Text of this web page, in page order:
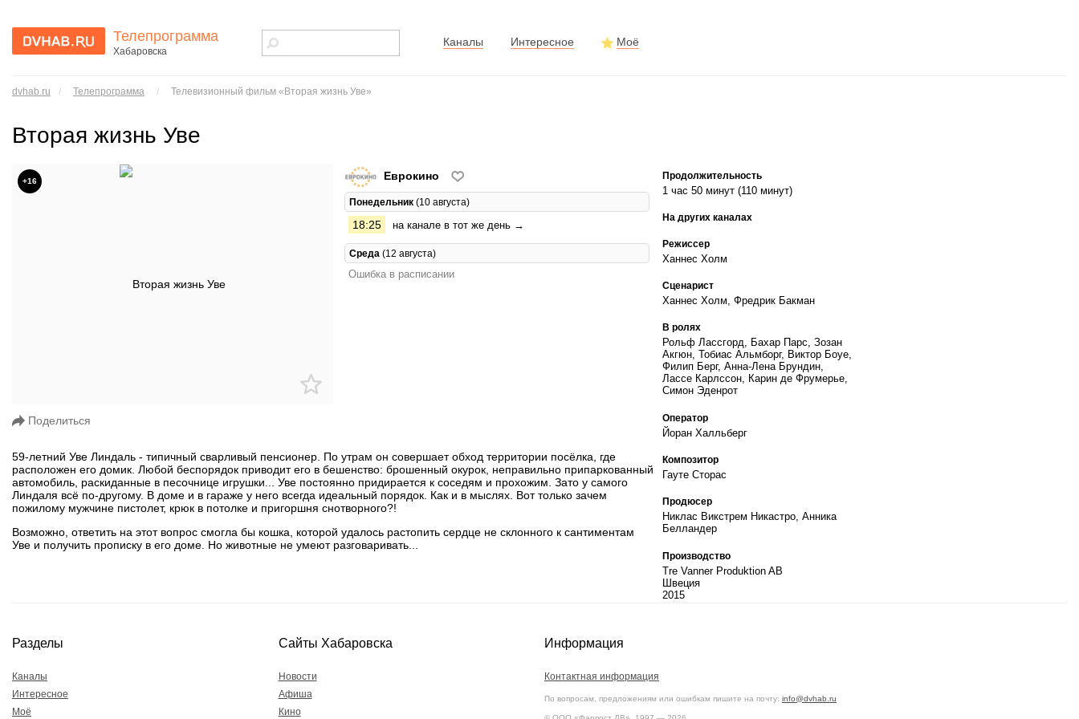
Хабаровска
Телепрограмма
Хабаровска
Каналы Интересное Моё
dvhab.ru / Телепрограмма / Телевизионный фильм «Вторая жизнь Уве»
Вторая жизнь Уве
+16
Поделиться
Еврокино
Понедельник (10 августа)
18:25 на канале в тот же день →
Среда (12 августа)
Ошибка в расписании
59-летний Уве Линдаль - типичный сварливый пенсионер. По утрам он совершает обход территории посёлка, где
расположен его домик. Любой беспорядок приводит его в бешенство: брошенный окурок, неправильно припаркованный
автомобиль, раскиданные в песочнице игрушки... Уве постоянно придирается к соседям и прохожим. Зато у самого
Линдаля всё по-другому. В доме и в гараже у него всегда идеальный порядок. Как и в мыслях. Вот только зачем
пожилому мужчине пистолет, крюк в потолке и пригоршня снотворного?!
Возможно, ответить на этот вопрос смогла бы кошка, которой удалось растопить сердце не склонного к сантиментам
Уве и получить прописку в его доме. Но животные не умеют разговаривать...
Продолжительность
1 час 50 минут (110 минут)
На других каналах
Режиссер
Ханнес Холм
Сценарист
Ханнес Холм, Фредрик Бакман
В ролях
Рольф Лассгорд, Бахар Парс, Зозан
Акгюн, Тобиас Альмборг, Виктор Боуе,
Филип Берг, Анна-Лена Брундин,
Лассе Карлссон, Карин де Фрумерье,
Симон Эденрот
Оператор
Йоран Халльберг
Композитор
Гауте Сторас
Продюсер
Никлас Викстрем Никастро, Анника
Белландер
Производство
Tre Vanner Produktion AB
Швеция
2015
Разделы
Каналы
Интересное
Моё
Сайты Хабаровска
Новости
Афиша
Кино
Информация
Контактная информация
По вопросам, предложениям или ошибкам пишите на почту: info@dvhab.ru